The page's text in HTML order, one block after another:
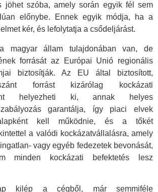
jöhet szóba, amely során egyik fél sem
előnybe. Ennek egyik módja, ha a
kér, és lefolytatja a csődeljárást.
magyar állam tulajdonában van, de
forrását az Európai Unió regionális
biztosítják. Az EU által biztosított,
forrást kizárólag kockázati
helyezheti ki, annak helyes
garantálja, így piaci elvek
kell működnie, és a tőkét
a valódi kockázatvállalásra, amely
vagy egyéb fedezetek bevonását,
minden kockázati befektetés lesz
kilép a cégből, már semmiféle